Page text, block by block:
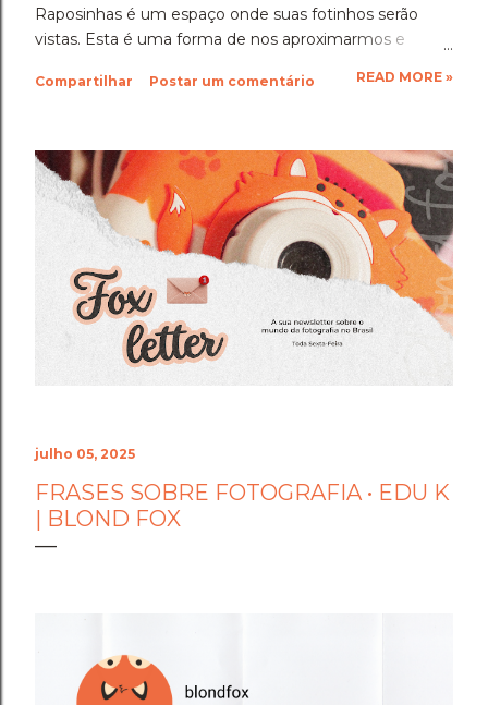
Raposinhas é um espaço onde suas fotinhos serão
vistas. Esta é uma forma de nos aproximarmos e
basta enviar suas fotinhos para o nosso e-mail
onde você é, e se preferir, contar um pouquinho sobre
suas fotinhos. Fique a vontade! Ficarei muito feliz de
recebê-las. Eu espero as suas obras de arte, ein?!
Beijos da raposa e até a próxima!!
Compartilhar Postar um comentário READ MORE »
julho 05, 2025
FRASES SOBRE FOTOGRAFIA • EDU K
| BLOND FOX